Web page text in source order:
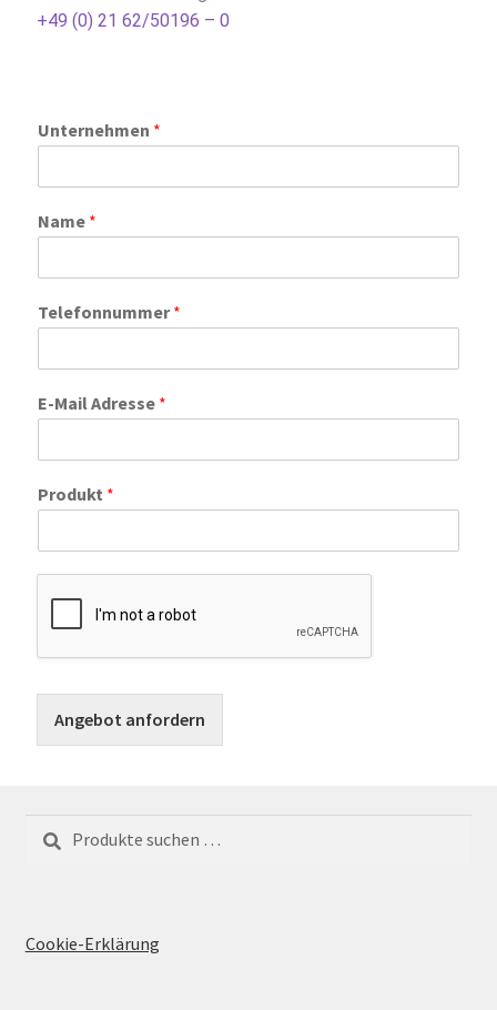
+49 (0) 21 62/50196 – 0
Unternehmen *
Name *
Telefonnummer*
E-Mail Adresse *
Produkt *
Angebot anfordern
Cookie-Erklärung